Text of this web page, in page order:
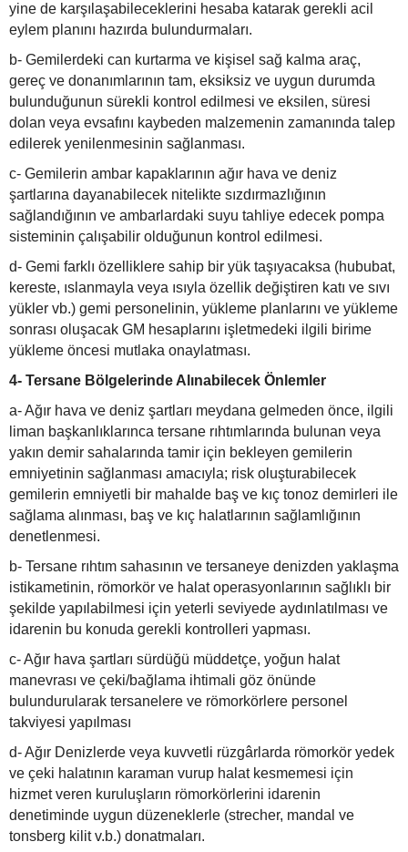
yine de karşılaşabileceklerini hesaba katarak gerekli acil
eylem planını hazırda bulundurmaları.
b- Gemilerdeki can kurtarma ve kişisel sağ kalma araç,
gereç ve donanımlarının tam, eksiksiz ve uygun durumda
bulunduğunun sürekli kontrol edilmesi ve eksilen, süresi
dolan veya evsafını kaybeden malzemenin zamanında talep
edilerek yenilenmesinin sağlanması.
c- Gemilerin ambar kapaklarının ağır hava ve deniz
şartlarına dayanabilecek nitelikte sızdırmazlığının
sağlandığının ve ambarlardaki suyu tahliye edecek pompa
sisteminin çalışabilir olduğunun kontrol edilmesi.
d- Gemi farklı özelliklere sahip bir yük taşıyacaksa (hububat,
kereste, ıslanmayla veya ısıyla özellik değiştiren katı ve sıvı
yükler vb.) gemi personelinin, yükleme planlarını ve yükleme
sonrası oluşacak GM hesaplarını işletmedeki ilgili birime
yükleme öncesi mutlaka onaylatması.
4- Tersane Bölgelerinde Alınabilecek Önlemler
a- Ağır hava ve deniz şartları meydana gelmeden önce, ilgili
liman başkanlıklarınca tersane rıhtımlarında bulunan veya
yakın demir sahalarında tamir için bekleyen gemilerin
emniyetinin sağlanması amacıyla; risk oluşturabilecek
gemilerin emniyetli bir mahalde baş ve kıç tonoz demirleri ile
sağlama alınması, baş ve kıç halatlarının sağlamlığının
denetlenmesi.
b- Tersane rıhtım sahasının ve tersaneye denizden yaklaşma
istikametinin, römorkör ve halat operasyonlarının sağlıklı bir
şekilde yapılabilmesi için yeterli seviyede aydınlatılması ve
idarenin bu konuda gerekli kontrolleri yapması.
c- Ağır hava şartları sürdüğü müddetçe, yoğun halat
manevrası ve çeki/bağlama ihtimali göz önünde
bulundurularak tersanelere ve römorkörlere personel
takviyesi yapılması
d- Ağır Denizlerde veya kuvvetli rüzgârlarda römorkör yedek
ve çeki halatının karaman vurup halat kesmemesi için
hizmet veren kuruluşların römorkörlerini idarenin
denetiminde uygun düzeneklerle (strecher, mandal ve
tonsberg kilit v.b.) donatmaları.